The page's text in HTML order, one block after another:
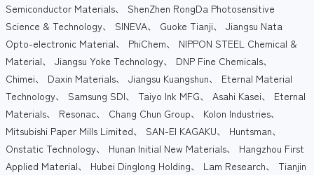
Semiconductor Materials、 ShenZhen RongDa Photosensitive
Science & Technology、 SINEVA、 Guoke Tianji、 Jiangsu Nata
Opto-electronic Material、 PhiChem、 NIPPON STEEL Chemical &
Material、 Jiangsu Yoke Technology、 DNP Fine Chemicals、
Chimei、 Daxin Materials、 Jiangsu Kuangshun、 Eternal Material
Technology、 Samsung SDI、 Taiyo Ink MFG、 Asahi Kasei、 Eternal
Materials、 Resonac、 Chang Chun Group、 Kolon Industries、
Mitsubishi Paper Mills Limited、 SAN-EI KAGAKU、 Huntsman、
Onstatic Technology、 Hunan Initial New Materials、 Hangzhou First
Applied Material、 Hubei Dinglong Holding、 Lam Research、 Tianjin